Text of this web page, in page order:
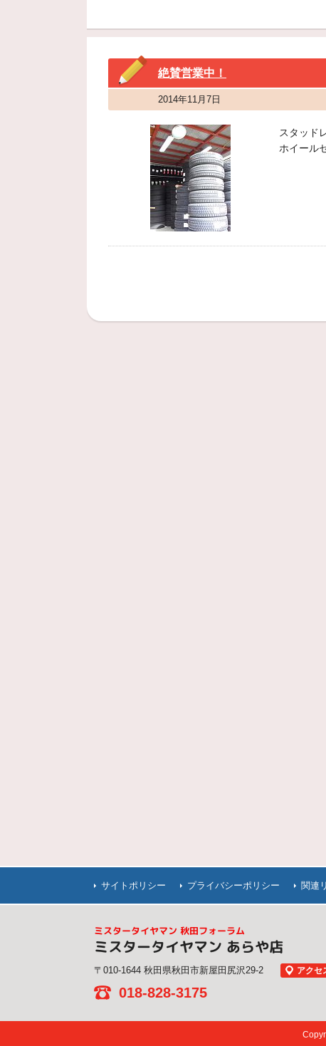
絶賛営業中！
2014年11月7日
スタッド
ホイール
サイトポリシー プライバシーポリシー 関連
ミスタータイヤマン 秋田フォーラム
ミスタータイヤマン あらや店
〒010-1644 秋田県秋田市新屋田尻沢29-2 アクセ
018-828-3175